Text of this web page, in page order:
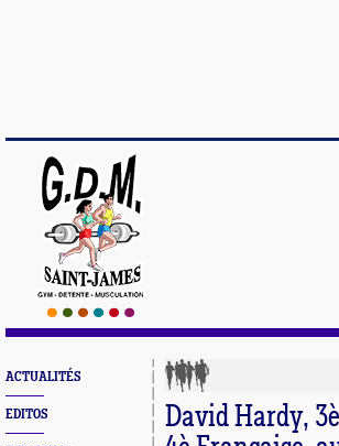
ACTUALITÉS
EDITOS
David Hardy,